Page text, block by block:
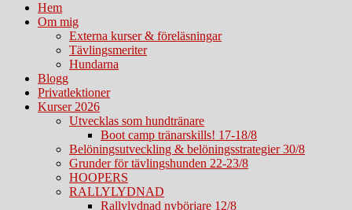
Hem
Om mig
Externa kurser & föreläsningar
Tävlingsmeriter
Hundarna
Blogg
Privatlektioner
Kurser 2026
Utvecklas som hundtränare
Boot camp tränarskills! 17-18/8
Belöningsutveckling & belöningsstrategier 30/8
Grunder för tävlingshunden 22-23/8
HOOPERS
RALLYLYDNAD
Rallylydnad nybörjare 12/8